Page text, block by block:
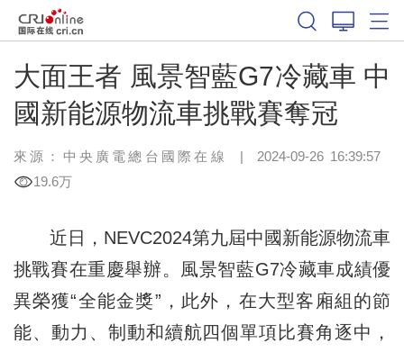
大面王者 風景智藍G7冷藏車 中
國新能源物流車挑戰賽奪冠
來源： 中央廣電總台國際在線 | 2024-09-26 16:39:57
19.6万
近日，NEVC2024第九屆中國新能源物流車
挑戰賽在重慶舉辦。風景智藍G7冷藏車成績優
異榮獲“全能金獎”，此外，在大型客廂組的節
能、動力、制動和續航四個單項比賽角逐中，